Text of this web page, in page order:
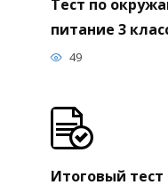
Тест по
питание 3
49
Итоговый